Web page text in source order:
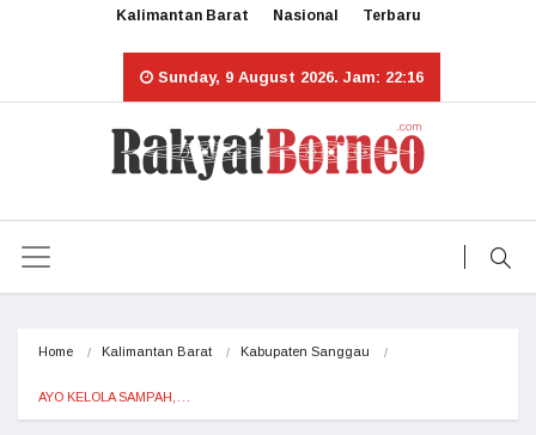
Kalimantan Barat Nasional Terbaru
Sunday, 9 August 2026. Jam: 22:16
Home Kalimantan Barat Kabupaten Sanggau
AYO KELOLA SAMPAH,…